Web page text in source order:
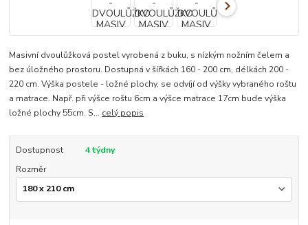
Masivní dvoulůžková postel vyrobená z buku, s nízkým nožním čelem a
bez úložného prostoru. Dostupná v šířkách 160 - 200 cm, délkách 200 -
220 cm. Výška postele - ložné plochy, se odvíjí od výšky vybraného roštu
a matrace. Např. při výšce roštu 6cm a výšce matrace 17cm bude výška
ložné plochy 55cm. S... celý popis
Dostupnost
4 týdny
Rozměr